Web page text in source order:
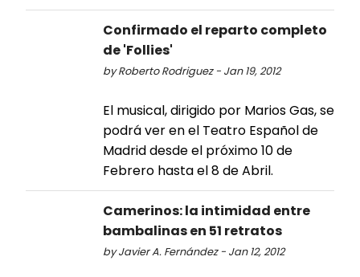
Confirmado el reparto completo
de 'Follies'
by Roberto Rodriguez - Jan 19, 2012
El musical, dirigido por Marios Gas, se
podrá ver en el Teatro Español de
Madrid desde el próximo 10 de
Febrero hasta el 8 de Abril.
Camerinos: la intimidad entre
bambalinas en 51 retratos
by Javier A. Fernández - Jan 12, 2012